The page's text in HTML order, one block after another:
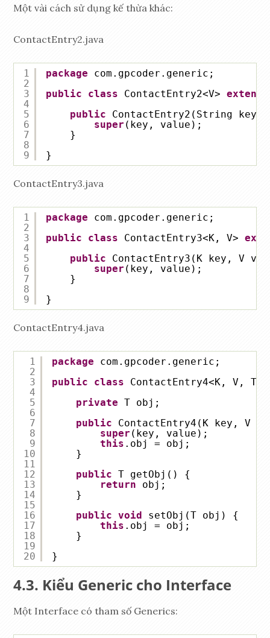
Một vài cách sử dụng kế thừa khác:
ContactEntry2.java
1
2
3
4
5
6
7
8
9
package
com.gpcoder.generic;
public
class ContactEntry2<V> extends
public
ContactEntry2(String
super (key, value);
}
}
ContactEntry3.java
1
2
3
4
5
6
7
8
9
package
com.gpcoder.generic;
public
class ContactEntry3<K, V>
public
ContactEntry3(K key, V
super (key, value);
}
}
ContactEntry4.java
1
2
3
4
5
6
7
8
9
10
11
12
13
14
15
16
17
18
19
20
package
com.gpcoder.generic;
public
class ContactEntry4<K, V, T>
private T obj;
public
ContactEntry4(K key, V
super (key, value);
this .obj = obj;
}
public T getObj() {
return
obj;
}
public void
setObj(T obj) {
this .obj = obj;
}
}
Kiểu Generic cho Interface
Một Interface có tham số Generics: